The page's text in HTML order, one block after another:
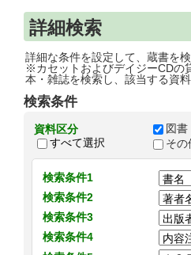
詳細検索
詳細な条件を設定して、蔵書を
※カセットおよびデイジーCDの
本・雑誌を検索し、該当する資
検索条件
資料区分
すべて選択
図
そ
検索条件1
検索条件2
検索条件3
検索条件4